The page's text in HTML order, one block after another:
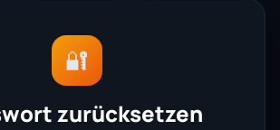
🔐
zurücksetzen